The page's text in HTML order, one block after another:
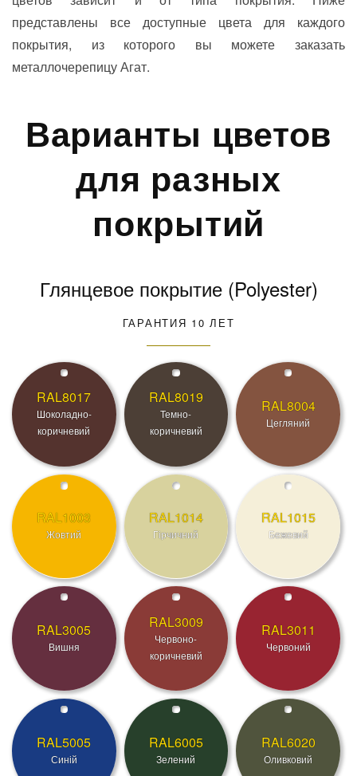
представлены все доступные цвета для каждого
покрытия, из которого вы можете заказать
металлочерепицу Агат.
Варианты цветов
для разных
покрытий
Глянцевое покрытие (Polyester)
ГАРАНТИЯ 10 ЛЕТ
RAL8017
Шоколадно-
коричневий
RAL8019
Темно-
коричневий
RAL8004
Цегляний
RAL1003
Жовтий
RAL1014
Гірчичний
RAL1015
Бежевий
RAL3005
Вишня
RAL3009
Червоно-
коричневий
RAL3011
Червоний
RAL5005
Синій
RAL6005
Зелений
RAL6020
Оливковий